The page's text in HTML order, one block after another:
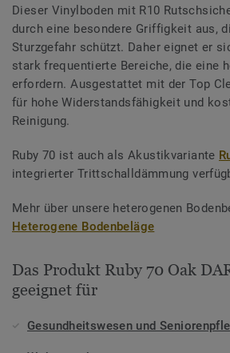
Dieser Vinylboden mit R10
durch eine besondere Griffigkeit aus,
Sturzgefahr schützt. Daher eignet er
stark frequentierte Bereiche, die eine
erfordern. Ausgestattet mit der Top
für hohe Widerstandsfähigkeit und
Reinigung.
Ruby 70 ist auch als Akustikvariante
integrierter Trittschalldämmung
Mehr über unsere heterogenen
Heterogene Bodenbeläge
Das Produkt Ruby 70 Oak
geeignet für
Gesundheitswesen und